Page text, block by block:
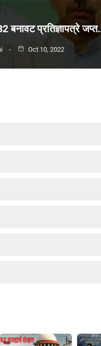
बनावट प्रतिज्ञापत्रे
Oct 10, 2022